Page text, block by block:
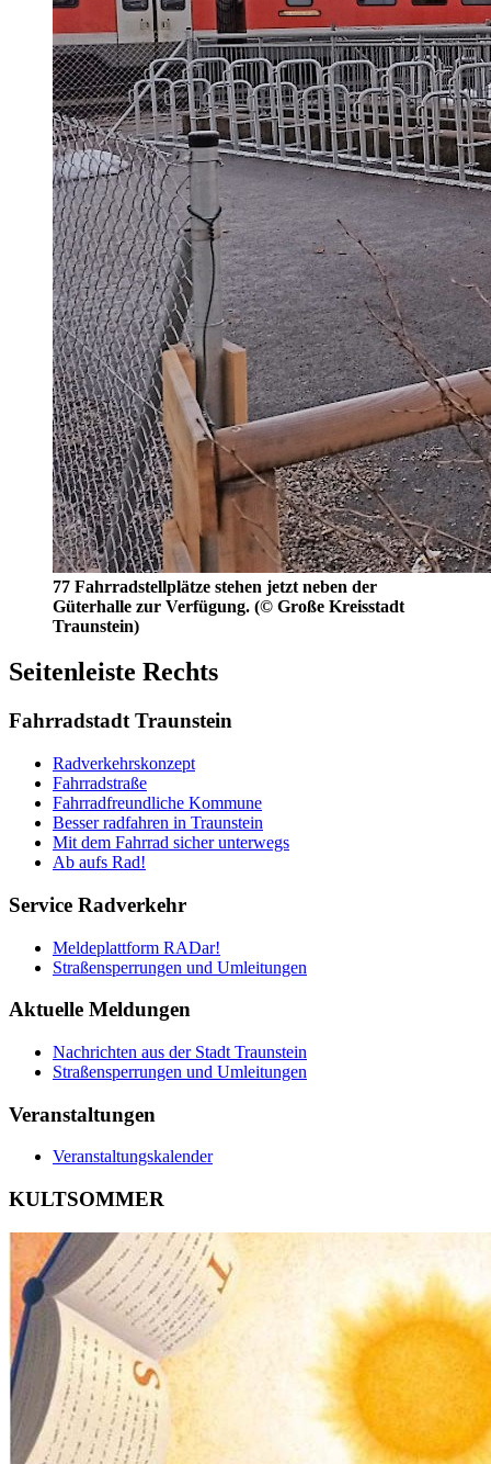
77 Fahrradstellplätze stehen jetzt neben der
Güterhalle zur Verfügung. (© Große Kreisstadt
Traunstein)
Seitenleiste Rechts
Fahrradstadt Traunstein
Radverkehrskonzept
Fahrradstraße
Fahrradfreundliche Kommune
Besser radfahren in Traunstein
Mit dem Fahrrad sicher unterwegs
Ab aufs Rad!
Service Radverkehr
Meldeplattform RADar!
Straßensperrungen und Umleitungen
Aktuelle Meldungen
Nachrichten aus der Stadt Traunstein
Straßensperrungen und Umleitungen
Veranstaltungen
Veranstaltungskalender
KULTSOMMER